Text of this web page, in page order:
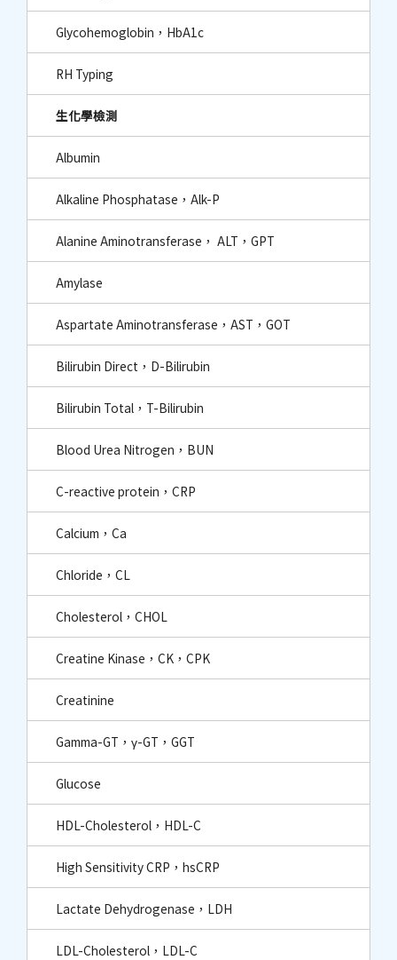
Glycohemoglobin，HbA1c
RH Typing
生化學檢測
Albumin
Alkaline Phosphatase，Alk-P
Alanine Aminotransferase， ALT，GPT
Amylase
Aspartate Aminotransferase，AST，GOT
Bilirubin Direct，D-Bilirubin
Bilirubin Total，T-Bilirubin
Blood Urea Nitrogen，BUN
C-reactive protein，CRP
Calcium，Ca
Chloride，CL
Cholesterol，CHOL
Creatine Kinase，CK，CPK
Creatinine
Gamma-GT，γ-GT，GGT
Glucose
HDL-Cholesterol，HDL-C
High Sensitivity CRP，hsCRP
Lactate Dehydrogenase，LDH
LDL-Cholesterol，LDL-C